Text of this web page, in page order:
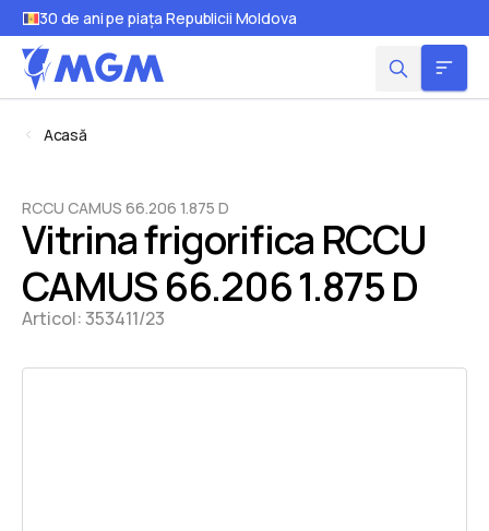
30 de ani pe piața Republicii Moldova
Acasă
RCCU CAMUS 66.206 1.875 D
Vitrina frigorifica RCCU
CAMUS 66.206 1.875 D
Articol:353411/23